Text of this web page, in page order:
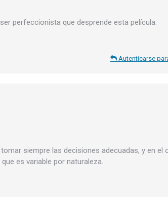
perfeccionista que desprende esta película.
Autenticarse
siempre las decisiones adecuadas, y en el
es variable por naturaleza.